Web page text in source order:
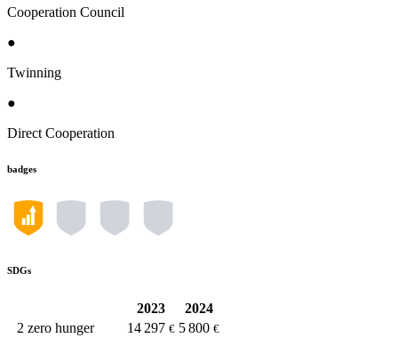
Cooperation Council
●
Twinning
●
Direct Cooperation
badges
SDGs
2023
2024
2 zero hunger 14 297 € 5 800 €